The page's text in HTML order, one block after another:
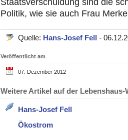
Staatsverschuldung sind die
Politik, wie sie auch Frau
Quelle: Hans-Josef Fell -
Veröffentlicht am
07. Dezember 2012
Weitere Artikel auf der
Hans-Josef Fell
Ökostrom